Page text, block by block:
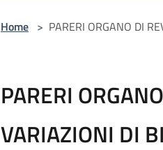
Home > PARERI ORGANO DI
PARERI
VARIAZIONI DI